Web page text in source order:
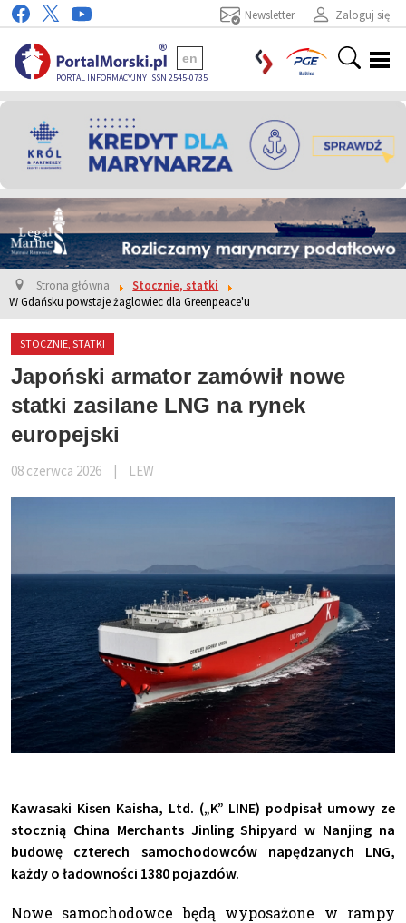
Zaloguj się
Newsletter
PORTAL INFORMACYJNY ISSN 2545-0735
en
Strona główna
Stocznie, statki
W Gdańsku powstaje żaglowiec dla Greenpeace'u
STOCZNIE, STATKI
Japoński armator zamówił nowe
statki zasilane LNG na rynek
europejski
08 czerwca 2026 LEW
Kawasaki Kisen Kaisha, Ltd. („K” LINE) podpisał umowy ze
stocznią China Merchants Jinling Shipyard w Nanjing na
budowę czterech samochodowców napędzanych LNG,
każdy o ładowności 1380 pojazdów.
Nowe samochodowce będą wyposażone w rampy